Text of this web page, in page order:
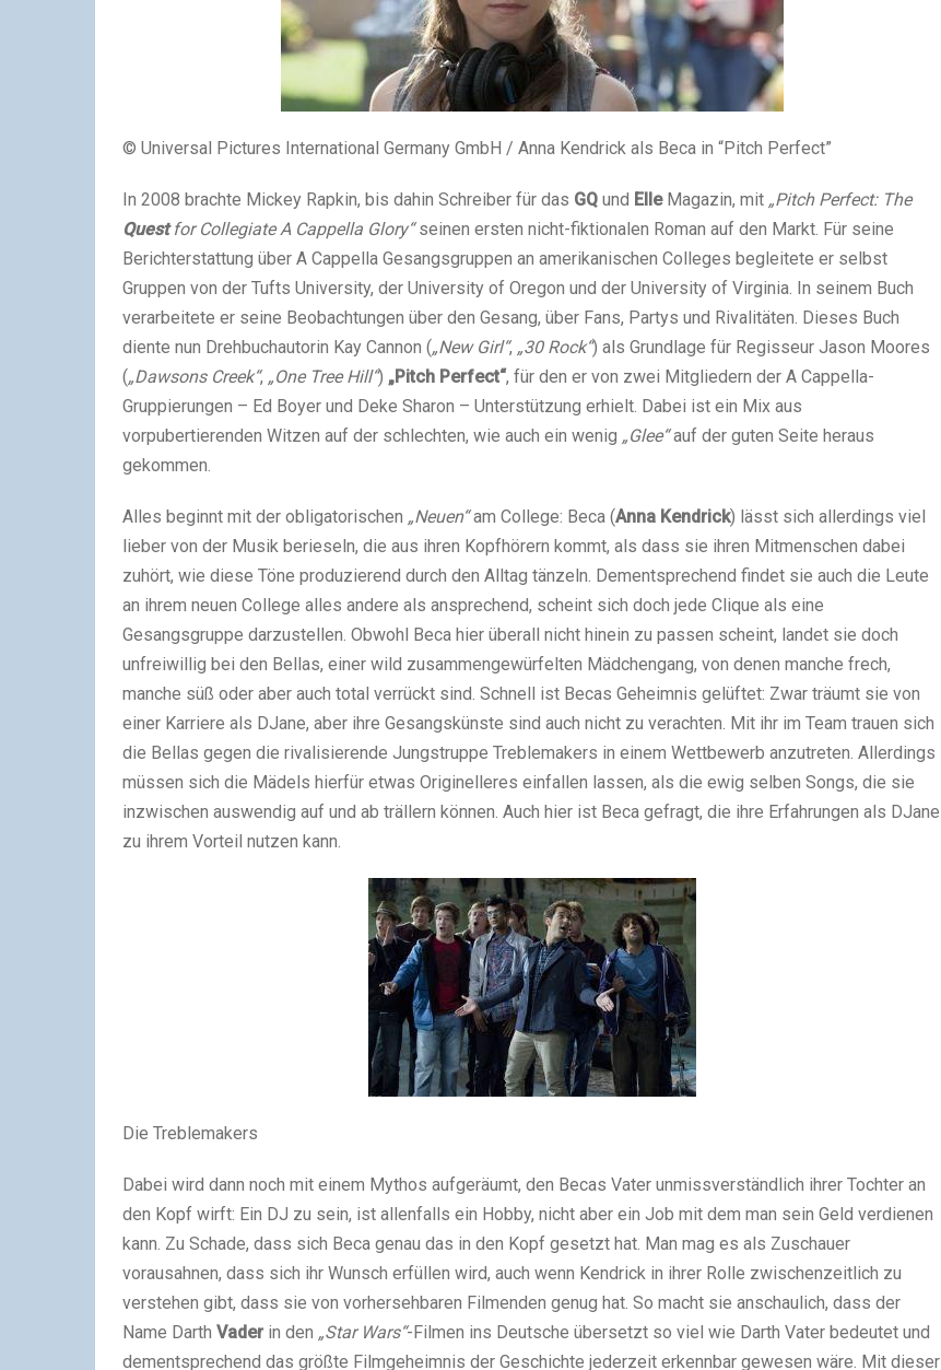
© Universal Pictures International Germany GmbH / Anna Kendrick als Beca in “Pitch Perfect”
In 2008 brachte Mickey Rapkin, bis dahin Schreiber für das GQ und ElleMagazin, mit „Pitch Perfect: The
Questfor Collegiate A Cappella Glory“seinen ersten nicht-fiktionalen Roman auf den Markt. Für seine
Berichterstattung über A Cappella Gesangsgruppen an amerikanischen Colleges begleitete er selbst
Gruppen von der Tufts University, der University of Oregon und der University of Virginia. In seinem Buch
verarbeitete er seine Beobachtungen über den Gesang, über Fans, Partys und Rivalitäten. Dieses Buch
diente nun Drehbuchautorin Kay Cannon („New Girl“, „30 Rock“) als Grundlage für Regisseur Jason Moores
(„Dawsons Creek“, „One Tree Hill“) „Pitch Perfect“, für den er von zwei Mitgliedern der A Cappella-
Gruppierungen – Ed Boyer und Deke Sharon – Unterstützung erhielt. Dabei ist ein Mix aus
vorpubertierenden Witzen auf der schlechten, wie auch ein wenig „Glee“auf der guten Seite heraus
gekommen.
Alles beginnt mit der obligatorischen „Neuen“am College: Beca (Anna Kendrick) lässt sich allerdings viel
lieber von der Musik berieseln, die aus ihren Kopfhörern kommt, als dass sie ihren Mitmenschen dabei
zuhört, wie diese Töne produzierend durch den Alltag tänzeln. Dementsprechend findet sie auch die Leute
an ihrem neuen College alles andere als ansprechend, scheint sich doch jede Clique als eine
Gesangsgruppe darzustellen. Obwohl Beca hier überall nicht hinein zu passen scheint, landet sie doch
unfreiwillig bei den Bellas, einer wild zusammengewürfelten Mädchengang, von denen manche frech,
manche süß oder aber auch total verrückt sind. Schnell ist Becas Geheimnis gelüftet: Zwar träumt sie von
einer Karriere als DJane, aber ihre Gesangskünste sind auch nicht zu verachten. Mit ihr im Team trauen sich
die Bellas gegen die rivalisierende Jungstruppe Treblemakers in einem Wettbewerb anzutreten. Allerdings
müssen sich die Mädels hierfür etwas Originelleres einfallen lassen, als die ewig selben Songs, die sie
inzwischen auswendig auf und ab trällern können. Auch hier ist Beca gefragt, die ihre Erfahrungen als DJane
zu ihrem Vorteil nutzen kann.
Die Treblemakers
Dabei wird dann noch mit einem Mythos aufgeräumt, den Becas Vater unmissverständlich ihrer Tochter an
den Kopf wirft: Ein DJ zu sein, ist allenfalls ein Hobby, nicht aber ein Job mit dem man sein Geld verdienen
kann. Zu Schade, dass sich Beca genau das in den Kopf gesetzt hat. Man mag es als Zuschauer
vorausahnen, dass sich ihr Wunsch erfüllen wird, auch wenn Kendrick in ihrer Rolle zwischenzeitlich zu
verstehen gibt, dass sie von vorhersehbaren Filmenden genug hat. So macht sie anschaulich, dass der
Name Darth Vader in den „Star Wars“-Filmen ins Deutsche übersetzt so viel wie Darth Vater bedeutet und
dementsprechend das größte Filmgeheimnis der Geschichte jederzeit erkennbar gewesen wäre. Mit dieser